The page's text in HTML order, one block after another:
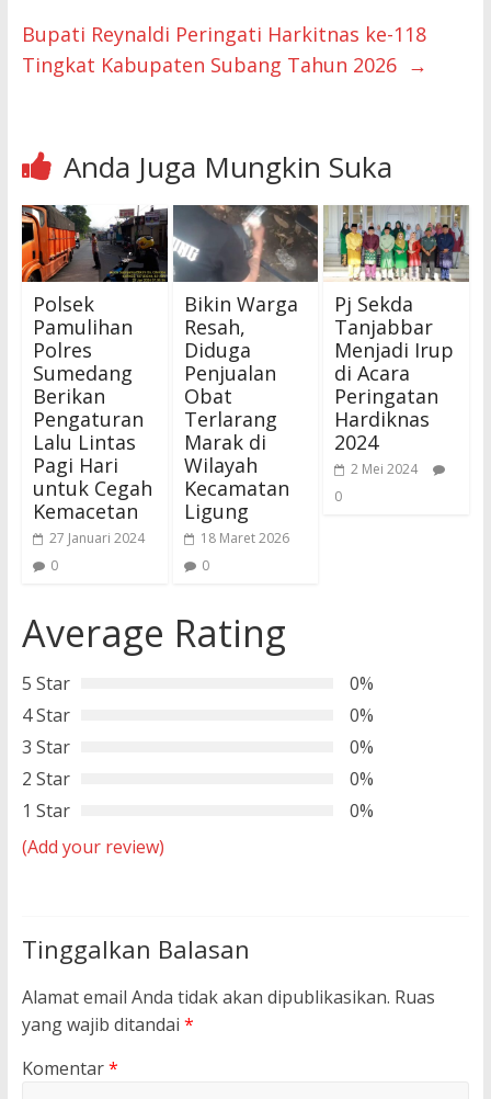
Bupati Reynaldi Peringati Harkitnas ke-118
Tingkat Kabupaten Subang Tahun 2026 →
Anda Juga Mungkin Suka
Polsek
Pamulihan
Polres
Sumedang
Berikan
Pengaturan
Lalu Lintas
Pagi Hari
untuk Cegah
Kemacetan
27 Januari 2024
0
Bikin Warga
Resah,
Diduga
Penjualan
Obat
Terlarang
Marak di
Wilayah
Kecamatan
Ligung
18 Maret 2026
0
Pj Sekda
Tanjabbar
Menjadi Irup
di Acara
Peringatan
Hardiknas
2024
2 Mei 2024
0
Average Rating
5 Star
0%
4 Star
0%
3 Star
0%
2 Star
0%
1 Star
0%
(Add your review)
Tinggalkan Balasan
Alamat email Anda tidak akan dipublikasikan. Ruas
yang wajib ditandai *
Komentar*